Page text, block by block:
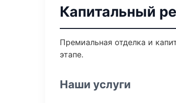
Капитальный
Премиальная отделка и
этапе.
Наши услуги